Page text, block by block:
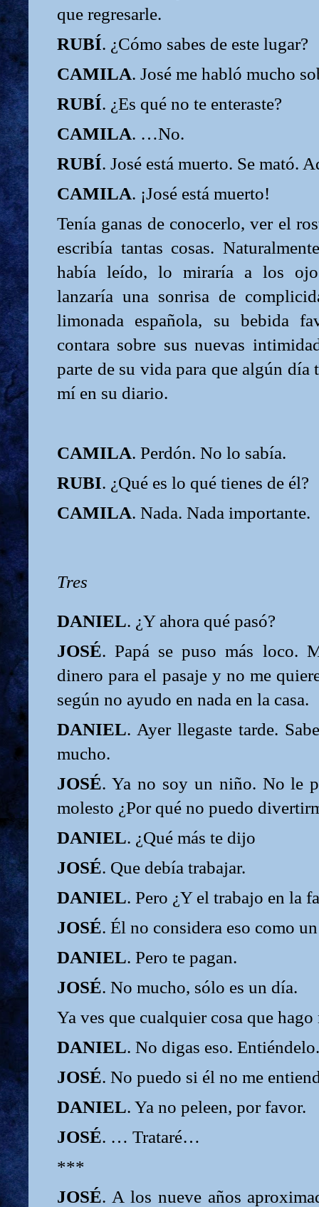
que regresarle.
RUBÍ. ¿Cómo sabes de este lugar?
CAMILA. José me habló mucho
RUBÍ. ¿Es qué no te enteraste?
CAMILA. …No.
RUBÍ. José está muerto. Se mató.
CAMILA. ¡José está muerto!
Tenía ganas de conocerlo, ver el
escribía tantas cosas.
había leído, lo miraría a los
lanzaría una sonrisa de
limonada española, su bebida
contara sobre sus nuevas
parte de su vida para que algún día
mí en su diario.
CAMILA. Perdón. No lo sabía.
RUBI. ¿Qué es lo qué tienes de él?
CAMILA. Nada. Nada importante.
Tres
DANIEL. ¿Y ahora qué pasó?
JOSÉ. Papá se puso más loco.
dinero para el pasaje y no me
según no ayudo en nada en la casa.
DANIEL. Ayer llegaste tarde.
mucho.
JOSÉ. Ya no soy un niño. No le
molesto ¿Por qué no puedo
DANIEL. ¿Qué más te dijo
JOSÉ. Que debía trabajar.
DANIEL. Pero ¿Y el trabajo en la
JOSÉ. Él no considera eso como
DANIEL. Pero te pagan.
JOSÉ. No mucho, sólo es un día.
Ya ves que cualquier cosa que hago
DANIEL. No digas eso. Entiéndelo.
JOSÉ. No puedo si él no me
DANIEL. Ya no peleen, por favor.
JOSÉ. … Trataré…
***
JOSÉ. A los nueve años